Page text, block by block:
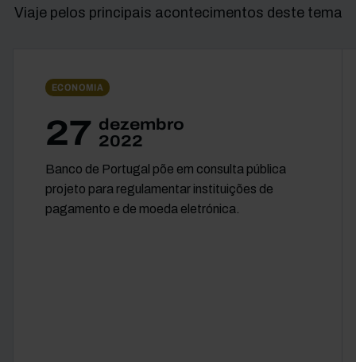
Viaje pelos principais acontecimentos deste tema
ECONOMIA
27 dezembro
2022
Banco de Portugal põe em consulta pública
projeto para regulamentar instituições de
pagamento e de moeda eletrónica.